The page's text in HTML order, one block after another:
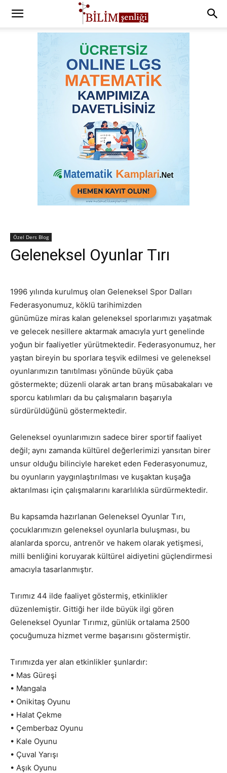
Özel Ders Blog
Geleneksel Oyunlar Tırı
1996 yılında kurulmuş olan Geleneksel Spor Dalları
Federasyonumuz, köklü tarihimizden
günümüze miras kalan geleneksel sporlarımızı yaşatmak
ve gelecek nesillere aktarmak amacıyla yurt genelinde
yoğun bir faaliyetler yürütmektedir. Federasyonumuz, her
yaştan bireyin bu sporlara teşvik edilmesi ve geleneksel
oyunlarımızın tanıtılması yönünde büyük çaba
göstermekte; düzenli olarak artan branş müsabakaları ve
sporcu katılımları da bu çalışmaların başarıyla
sürdürüldüğünü göstermektedir.
Geleneksel oyunlarımızın sadece birer sportif faaliyet
değil; aynı zamanda kültürel değerlerimizi yansıtan birer
unsur olduğu bilinciyle hareket eden Federasyonumuz,
bu oyunların yaygınlaştırılması ve kuşaktan kuşağa
aktarılması için çalışmalarını kararlılıkla sürdürmektedir.
Bu kapsamda hazırlanan Geleneksel Oyunlar Tırı,
çocuklarımızın geleneksel oyunlarla buluşması, bu
alanlarda sporcu, antrenör ve hakem olarak yetişmesi,
milli benliğini koruyarak kültürel aidiyetini güçlendirmesi
amacıyla tasarlanmıştır.
Tırımız 44 ilde faaliyet göstermiş, etkinlikler
düzenlemiştir. Gittiği her ilde büyük ilgi gören
Geleneksel Oyunlar Tırımız, günlük ortalama 2500
çocuğumuza hizmet verme başarısını göstermiştir.
Tırımızda yer alan etkinlikler şunlardır:
• Mas Güreşi
• Mangala
• Onikitaş Oyunu
• Halat Çekme
• Çemberbaz Oyunu
• Kale Oyunu
• Çuval Yarışı
• Aşık Oyunu